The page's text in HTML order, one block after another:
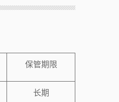
保管期限
长期